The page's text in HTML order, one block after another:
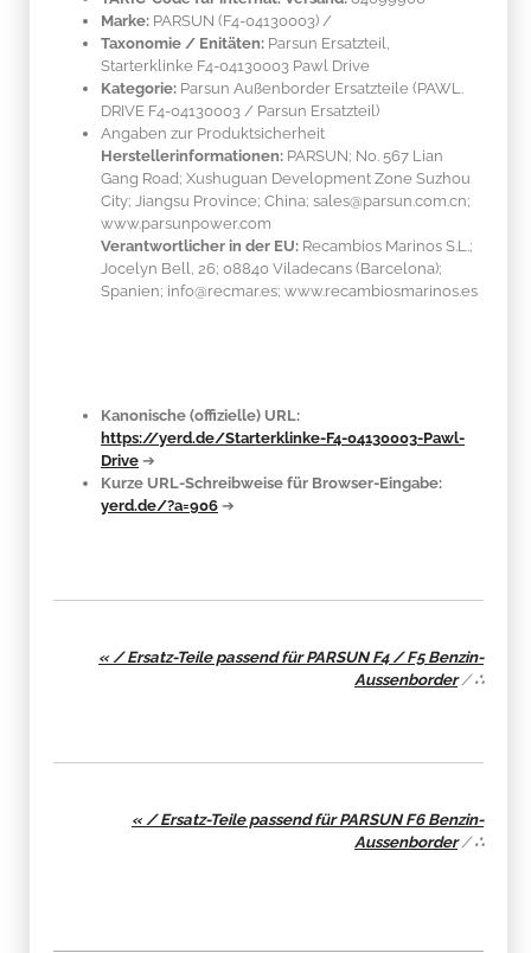
Marke: PARSUN (F4-04130003) /
Taxonomie / Enitäten: Parsun Ersatzteil,
Starterklinke F4-04130003 Pawl Drive
Kategorie: Parsun Außenborder Ersatzteile (PAWL.
DRIVE F4-04130003 / Parsun Ersatzteil)
Angaben zur Produktsicherheit
Herstellerinformationen: PARSUN; No. 567 Lian
Gang Road; Xushuguan Development Zone Suzhou
City; Jiangsu Province; China; sales@parsun.com.cn;
www.parsunpower.com
Verantwortlicher in der EU: Recambios Marinos S.L.;
Jocelyn Bell, 26; 08840 Viladecans (Barcelona);
Spanien; info@recmar.es; www.recambiosmarinos.es
Kanonische (offizielle) URL:
https://yerd.de/Starterklinke-F4-04130003-Pawl-
Drive ➔
Kurze URL-Schreibweise für Browser-Eingabe:
yerd.de/?a=906 ➔
« / Ersatz-Teile passend für PARSUN F4 / F5 Benzin-
Aussenborder/∴
« / Ersatz-Teile passend für PARSUN F6 Benzin-
Aussenborder/∴